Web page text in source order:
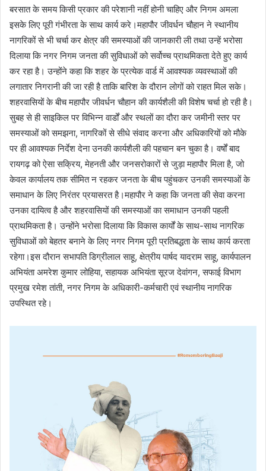
बरसात के समय किसी प्रकार की परेशानी नहीं होनी चाहिए और निगम अमला
इसके लिए पूरी गंभीरता के साथ कार्य करे।महापौर जीवर्धन चौहान ने स्थानीय
नागरिकों से भी चर्चा कर क्षेत्र की समस्याओं की जानकारी ली तथा उन्हें भरोसा
दिलाया कि नगर निगम जनता की सुविधाओं को सर्वोच्च प्राथमिकता देते हुए कार्य
कर रहा है। उन्होंने कहा कि शहर के प्रत्येक वार्ड में आवश्यक व्यवस्थाओं की
लगातार निगरानी की जा रही है ताकि बारिश के दौरान लोगों को राहत मिल सके।
शहरवासियों के बीच महापौर जीवर्धन चौहान की कार्यशैली की विशेष चर्चा हो रही है।
सुबह से ही साइकिल पर विभिन्न वार्डों और स्थलों का दौरा कर जमीनी स्तर पर
समस्याओं को समझना, नागरिकों से सीधे संवाद करना और अधिकारियों को मौके
पर ही आवश्यक निर्देश देना उनकी कार्यशैली की पहचान बन चुका है। वर्षों बाद
रायगढ़ को ऐसा सक्रिय, मेहनती और जनसरोकारों से जुड़ा महापौर मिला है, जो
केवल कार्यालय तक सीमित न रहकर जनता के बीच पहुंचकर उनकी समस्याओं के
समाधान के लिए निरंतर प्रयासरत है।महापौर ने कहा कि जनता की सेवा करना
उनका दायित्व है और शहरवासियों की समस्याओं का समाधान उनकी पहली
प्राथमिकता है। उन्होंने भरोसा दिलाया कि विकास कार्यों के साथ-साथ नागरिक
सुविधाओं को बेहतर बनाने के लिए नगर निगम पूरी प्रतिबद्धता के साथ कार्य करता
रहेगा।इस दौरान सभापति डिग्रीलाल साहू, क्षेत्रीय पार्षद यादराम साहू, कार्यपालन
अभियंता अमरेश कुमार लोहिया, सहायक अभियंता सूरज देवांगन, सफाई विभाग
प्रमुख रमेश तांती, नगर निगम के अधिकारी-कर्मचारी एवं स्थानीय नागरिक
उपस्थित रहे।